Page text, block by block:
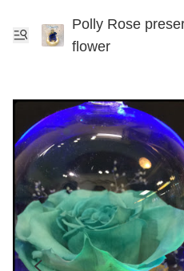
Polly Rose
flower